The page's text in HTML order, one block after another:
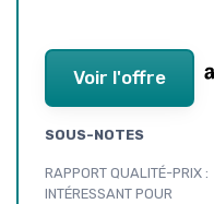
Voir l'offre
SOUS-NOTES
RAPPORT QUALITÉ-PRIX :
INTÉRESSANT POUR